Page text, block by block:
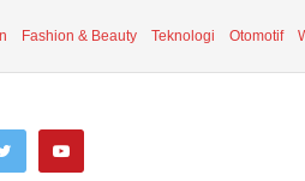
Fashion & Beauty Teknologi Otomotif